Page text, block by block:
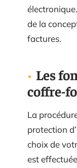
de la
factures.
Les
coffre-
La
protection
choix de
est